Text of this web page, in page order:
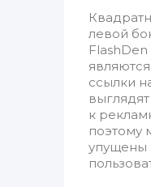
левой
ссылки
к
поэтому
упущены